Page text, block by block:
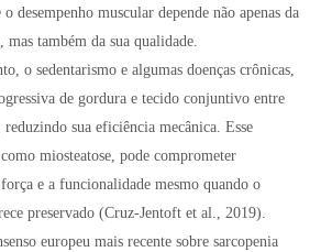
desempenho muscular depende não apenas da
mas também da sua qualidade.
o sedentarismo e algumas doenças crônicas,
de gordura e tecido conjuntivo entre
reduzindo sua eficiência mecânica. Esse
miosteatose, pode comprometer
e a funcionalidade mesmo quando o
preservado (Cruz-Jentoft et al., 2019).
europeu mais recente sobre sarcopenia